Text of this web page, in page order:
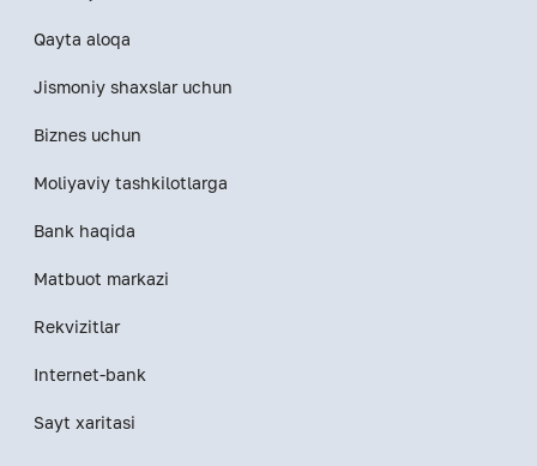
Qayta aloqa
Jismoniy shaxslar uchun
Biznes uchun
Moliyaviy tashkilotlarga
Bank haqida
Matbuot markazi
Rekvizitlar
Internet-bank
Sayt xaritasi